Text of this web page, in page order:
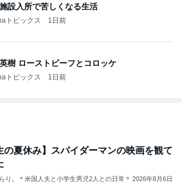
設入所で苦しくなる生活
トピックス 1日前
樹 ローストビーフとコロッケ
トピックス 1日前
の夏休み】スパイダーマンの映画を観て
り。＊米国人夫と小学生男児2人との日常＊ 2026年8月6日